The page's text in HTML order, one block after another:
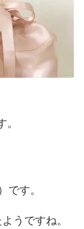
す。
うですね。